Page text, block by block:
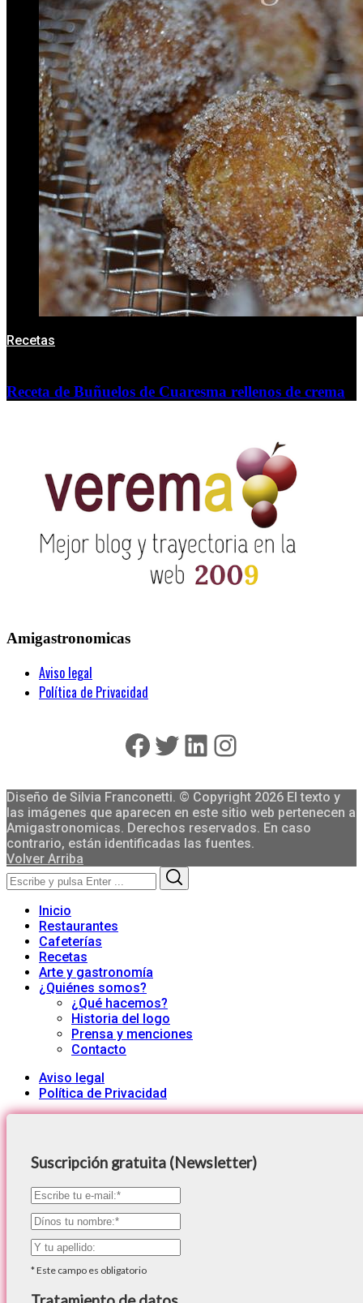
Recetas
Receta de Buñuelos de Cuaresma rellenos de crema
Amigastronomicas
Aviso legal
Política de Privacidad
Facebook
Twitter
LinkedIn
Instagram
Diseño de Silvia Franconetti. © Copyright 2026 El texto y
las imágenes que aparecen en este sitio web pertenecen a
Amigastronomicas. Derechos reservados. En caso
contrario, están identificadas las fuentes.
Volver Arriba
Search
for:
Inicio
Restaurantes
Cafeterías
Recetas
Arte y gastronomía
¿Quiénes somos?
¿Qué hacemos?
Historia del logo
Prensa y menciones
Contacto
Aviso legal
Política de Privacidad
Suscripción gratuita (Newsletter)
*Este campo es obligatorio